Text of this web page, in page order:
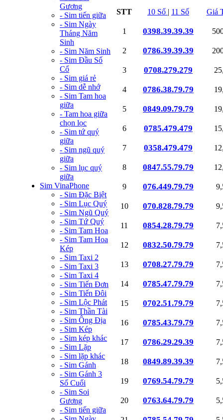
Gương
- Sim tiến giữa
- Sim Ngày
Tháng Năm
Sinh
- Sim Năm Sinh
- Sim Đầu Số
Cổ
- Sim giá rẻ
- Sim dễ nhớ
- Sim Tam hoa
giữa
- Tam hoa giữa
chọn lọc
- Sim tứ quý
giữa
- Sim ngũ quý
giữa
- Sim lục quý
giữa
Sim VinaPhone
- Sim Đặc Biệt
- Sim Lục Quý
- Sim Ngũ Quý
- Sim Tứ Quý
- Sim Tam Hoa
- Sim Tam Hoa
Kép
- Sim Taxi 2
- Sim Taxi 3
- Sim Taxi 4
- Sim Tiến Đơn
- Sim Tiến Đôi
- Sim Lộc Phát
- Sim Thần Tài
- Sim Ông Địa
- Sim Kép
- Sim kép khác
- Sim Lặp
- Sim lặp khác
- Sim Gánh
- Sim Gánh 3
Số Cuối
- Sim Soi
Gương
- Sim tiến giữa
STT 10 Số | 11 Số Giá
1 0398.39.39.39
2 0786.39.39.39
3 0708.279.279
4 0786.38.79.79
5 0849.09.79.79
6 0785.479.479
7 0358.479.479
8 0847.55.79.79
9 076.449.79.79
10 070.828.79.79
11 0854.28.79.79
12 0832.50.79.79
13 0708.27.79.79
14 0785.47.79.79
15 0702.51.79.79
16 0785.43.79.79
17 0786.29.29.39
18 0849.89.39.39
19 0769.54.79.79
20 0763.64.79.79